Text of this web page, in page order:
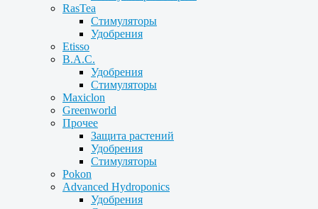
RasTea
Стимуляторы
Удобрения
Etisso
B.A.C.
Удобрения
Стимуляторы
Maxiclon
Greenworld
Прочее
Защита растений
Удобрения
Стимуляторы
Pokon
Advanced Hydroponics
Удобрения